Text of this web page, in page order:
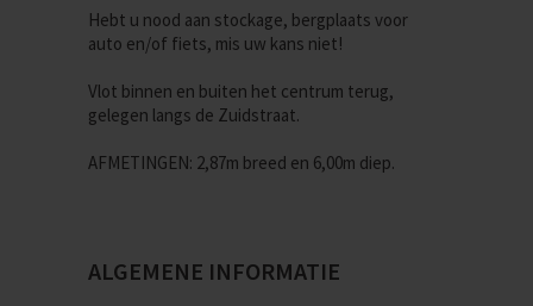
Hebt u nood aan stockage, bergplaats voor
auto en/of fiets, mis uw kans niet!
Vlot binnen en buiten het centrum terug,
gelegen langs de Zuidstraat.
AFMETINGEN: 2,87m breed en 6,00m diep.
ALGEMENE INFORMATIE